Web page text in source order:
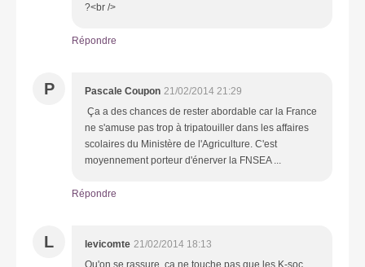
?<br />
Répondre
P Pascale Coupon 21/02/2014 21:29
Ça a des chances de rester abordable car la France
ne s'amuse pas trop à tripatouiller dans les affaires
scolaires du Ministère de l'Agriculture. C'est
moyennement porteur d'énerver la FNSEA ...
Répondre
L levicomte 21/02/2014 18:13
Qu'on se rassure, ça ne touche pas que les K-soc.